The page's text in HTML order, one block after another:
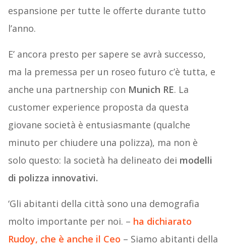
espansione per tutte le offerte durante tutto
l’anno.
E’ ancora presto per sapere se avrà successo,
ma la premessa per un roseo futuro c’è tutta, e
anche una partnership con Munich RE. La
customer experience proposta da questa
giovane società è entusiasmante (qualche
minuto per chiudere una polizza), ma non è
solo questo: la società ha delineato dei modelli
di polizza innovativi.
‘Gli abitanti della città sono una demografia
molto importante per noi. – ha dichiarato
Rudoy, che è anche il Ceo – Siamo abitanti della